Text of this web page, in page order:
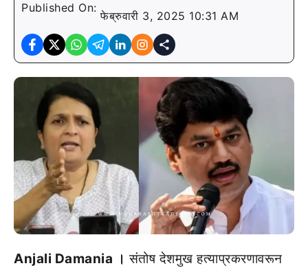
Published On:
फेब्रुवारी 3, 2025 10:31 AM
Anjali Damania । संतोष देशमुख हत्याप्रकरणावरून